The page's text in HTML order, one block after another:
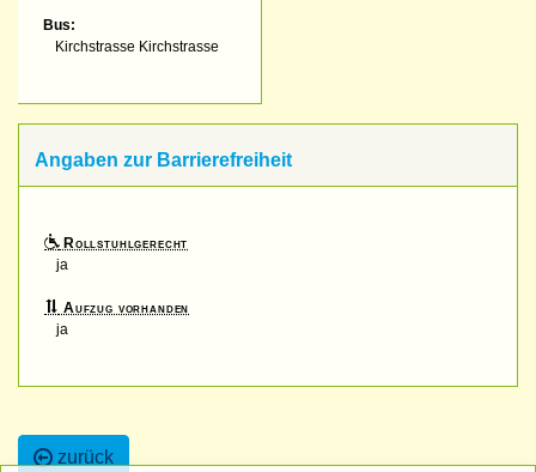
Bus:
Kirchstrasse Kirchstrasse
Angaben zur Barrierefreiheit
Rollstuhlgerecht
ja
Aufzug vorhanden
ja
zurück